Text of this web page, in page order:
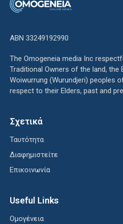
ΑΒΝ 33249192990
The Omogeneia media Inc
Traditional Owners of the land, the
Woiwurrung (Wurundjeri) peoples
respect to their Elders, past and
Σχετικά
Ταυτότητα
Διαφημιστείτε
Επικοινωνία
Useful Links
Ομογένεια